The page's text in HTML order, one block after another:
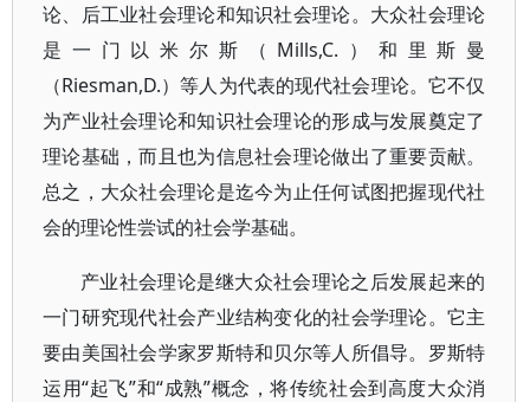
论、后工业社会理论和知识社会理论。大众社会理论
是一门以米尔斯（Mills,C.）和里斯曼
（Riesman,D.）等人为代表的现代社会理论。它不仅
为产业社会理论和知识社会理论的形成与发展奠定了
理论基础，而且也为信息社会理论做出了重要贡献。
总之，大众社会理论是迄今为止任何试图把握现代社
会的理论性尝试的社会学基础。
产业社会理论是继大众社会理论之后发展起来的
一门研究现代社会产业结构变化的社会学理论。它主
要由美国社会学家罗斯特和贝尔等人所倡导。罗斯特
运用“起飞”和“成熟”概念，将传统社会到高度大众消